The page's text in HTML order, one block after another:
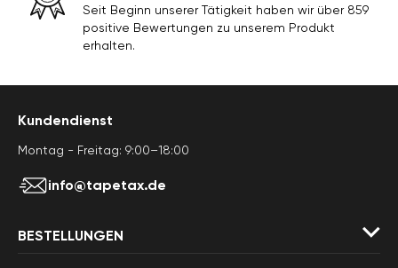
Seit Beginn unserer Tätigkeit haben wir über 859
positive Bewertungen zu unserem Produkt
erhalten.
Kundendienst
Montag - Freitag: 9:00–18:00
info@tapetax.de
BESTELLUNGEN